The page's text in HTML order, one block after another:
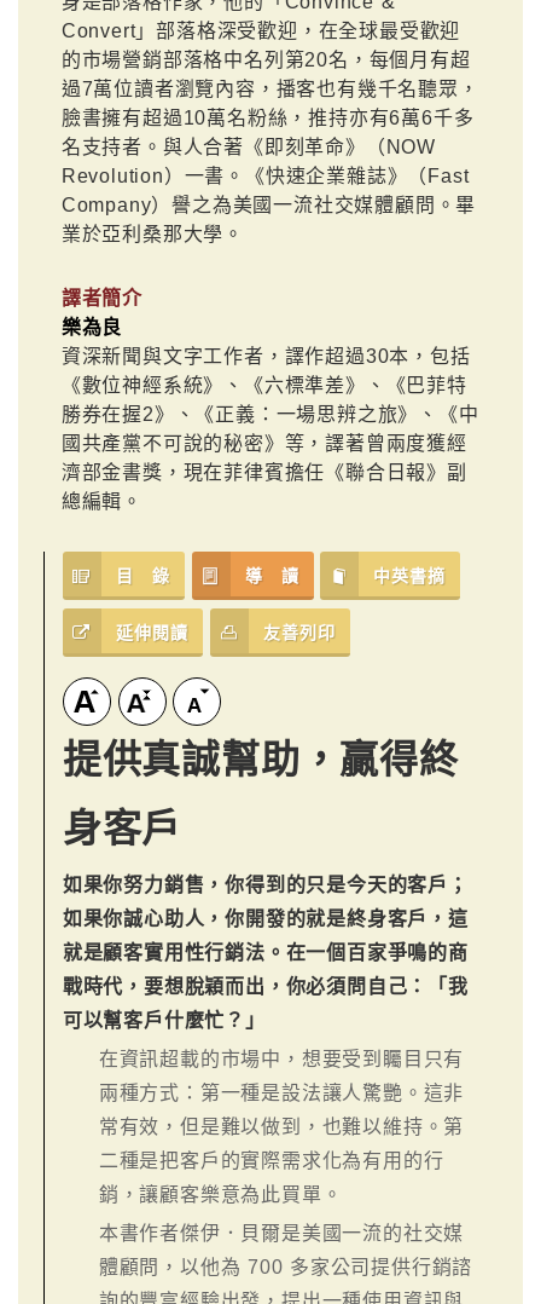
Convert」部落格深受歡迎，在全球最受歡迎
的市場營銷部落格中名列第20名，每個月有超
過7萬位讀者瀏覽內容，播客也有幾千名聽眾，
臉書擁有超過10萬名粉絲，推持亦有6萬6千多
名支持者。與人合著《即刻革命》（NOW
Revolution）一書。《快速企業雜誌》（Fast
Company）譽之為美國一流社交媒體顧問。畢
業於亞利桑那大學。
譯者簡介
樂為良
資深新聞與文字工作者，譯作超過30本，包括
《數位神經系統》、《六標準差》、《巴菲特
勝券在握2》、《正義：一場思辨之旅》、《中
國共產黨不可說的秘密》等，譯著曾兩度獲經
濟部金書獎，現在菲律賓擔任《聯合日報》副
總編輯。
目 錄 導 讀 中英書摘
延伸閱讀 友善列印
提供真誠幫助，贏得終
身客戶
如果你努力銷售，你得到的只是今天的客戶；
如果你誠心助人，你開發的就是終身客戶，這
就是顧客實用性行銷法。在一個百家爭鳴的商
戰時代，要想脫穎而出，你必須問自己：「我
可以幫客戶什麼忙？」
在資訊超載的市場中，想要受到矚目只有
兩種方式：第一種是設法讓人驚艷。這非
常有效，但是難以做到，也難以維持。第
二種是把客戶的實際需求化為有用的行
銷，讓顧客樂意為此買單。
本書作者傑伊．貝爾是美國一流的社交媒
體顧問，以他為 700 多家公司提供行銷諮